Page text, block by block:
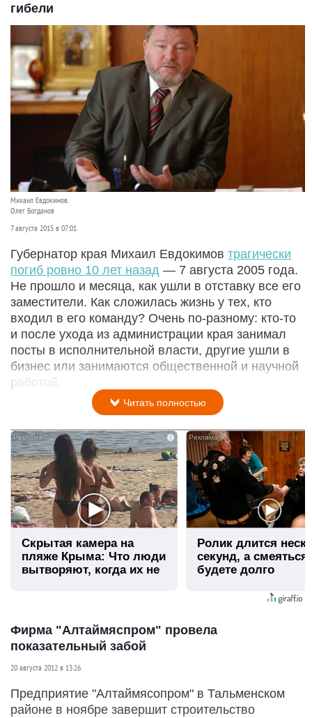
гибели
Михаил Евдокимов.
Олег Богданов
7 августа 2015 в 07:01
Губернатор края Михаил Евдокимов трагически
погиб ровно 10 лет назад — 7 августа 2005 года.
Не прошло и месяца, как ушли в отставку все его
заместители. Как сложилась жизнь у тех, кто
входил в его команду? Очень по-разному: кто-то
и после ухода из администрации края занимал
посты в исполнительной власти, другие ушли в
бизнес или занимаются общественной и научной
работой.
Читать полностью
i
Скрытая камера на
пляже Крыма: Что люди
вытворяют, когда их не
Ролик длится
секунд, а
будете долго
Фирма "Алтаймяспром" провела
показательный забой
20 августа 2012 в 13:26
Предприятие "Алтаймясопром" в Тальменском
районе в ноябре завершит строительство